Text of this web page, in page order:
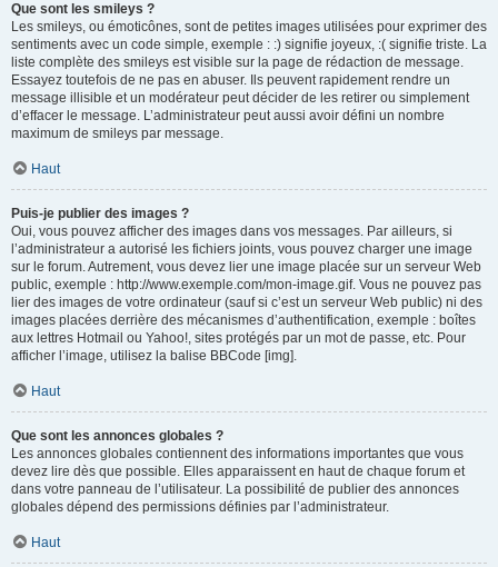
Que sont les smileys ?
Les smileys, ou émoticônes, sont de petites images utilisées pour exprimer des
sentiments avec un code simple, exemple : :) signifie joyeux, :( signifie triste. La
liste complète des smileys est visible sur la page de rédaction de message.
Essayez toutefois de ne pas en abuser. Ils peuvent rapidement rendre un
message illisible et un modérateur peut décider de les retirer ou simplement
d’effacer le message. L’administrateur peut aussi avoir défini un nombre
maximum de smileys par message.
Haut
Puis-je publier des images ?
Oui, vous pouvez afficher des images dans vos messages. Par ailleurs, si
l’administrateur a autorisé les fichiers joints, vous pouvez charger une image
sur le forum. Autrement, vous devez lier une image placée sur un serveur Web
public, exemple : http://www.exemple.com/mon-image.gif. Vous ne pouvez pas
lier des images de votre ordinateur (sauf si c’est un serveur Web public) ni des
images placées derrière des mécanismes d’authentification, exemple : boîtes
aux lettres Hotmail ou Yahoo!, sites protégés par un mot de passe, etc. Pour
afficher l’image, utilisez la balise BBCode [img].
Haut
Que sont les annonces globales ?
Les annonces globales contiennent des informations importantes que vous
devez lire dès que possible. Elles apparaissent en haut de chaque forum et
dans votre panneau de l’utilisateur. La possibilité de publier des annonces
globales dépend des permissions définies par l’administrateur.
Haut